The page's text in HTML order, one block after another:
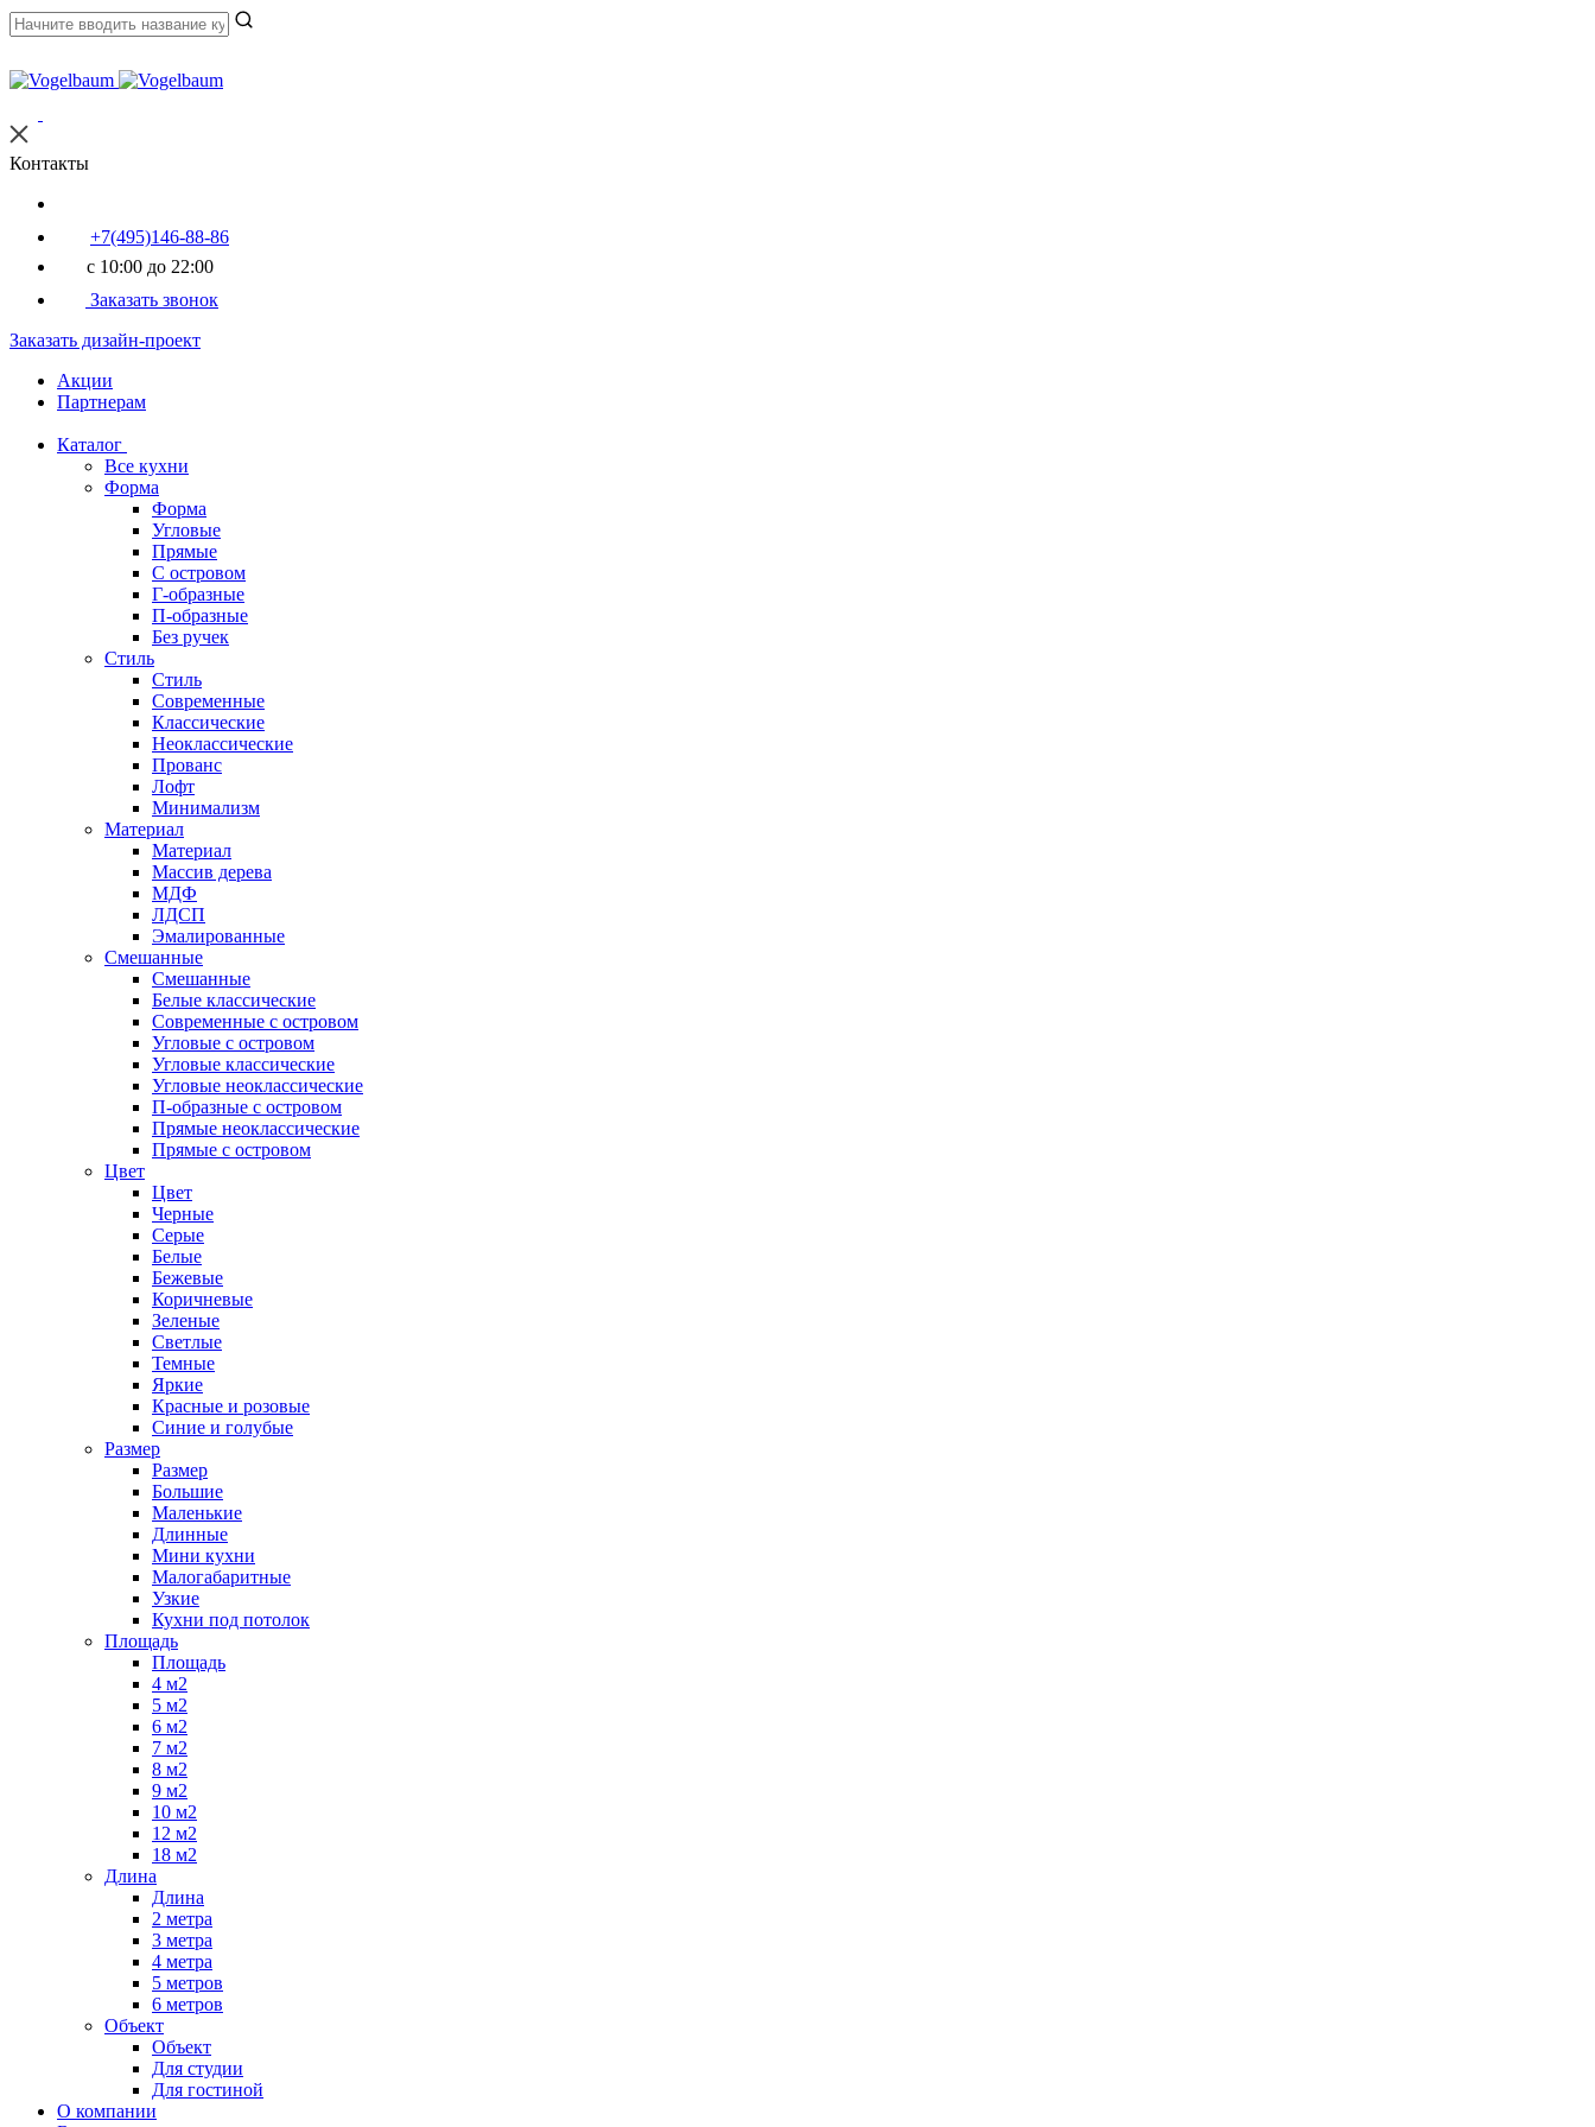
Контакты
+7(495)146-88-86
с 10:00 до 22:00
Заказать звонок
Заказать дизайн-проект
Акции
Партнерам
Каталог
Все кухни
Форма
Форма
Угловые
Прямые
С островом
Г-образные
П-образные
Без ручек
Стиль
Стиль
Современные
Классические
Неоклассические
Прованс
Лофт
Минимализм
Материал
Материал
Массив дерева
МДФ
ЛДСП
Эмалированные
Смешанные
Смешанные
Белые классические
Современные с островом
Угловые с островом
Угловые классические
Угловые неоклассические
П-образные с островом
Прямые неоклассические
Прямые с островом
Цвет
Цвет
Черные
Серые
Белые
Бежевые
Коричневые
Зеленые
Светлые
Темные
Яркие
Красные и розовые
Синие и голубые
Размер
Размер
Большие
Маленькие
Длинные
Мини кухни
Малогабаритные
Узкие
Кухни под потолок
Площадь
Площадь
4 м2
5 м2
6 м2
7 м2
8 м2
9 м2
10 м2
12 м2
18 м2
Длина
Длина
2 метра
3 метра
4 метра
5 метров
6 метров
Объект
Объект
Для студии
Для гостиной
О компании